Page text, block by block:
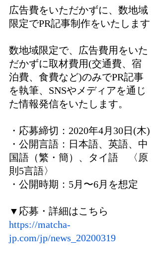
広告費をいただかずに、数地域
限定でPR記事制作をいたします
数地域限定で、広告費用をいた
だかずに取材費用(交通費、宿
泊費、食費など)のみでPR記事
を執筆、SNSやメディアを通じ
た情報発信をいたします。
・応募締切：2020年4月30日(木)
・公開言語：日本語、英語、中
国語（繁・簡）、タイ語　〈原
則5言語〉
・公開時期：5月〜6月を想定
▼応募・詳細はこちら
https://matcha-
jp.com/jp/news_20200319